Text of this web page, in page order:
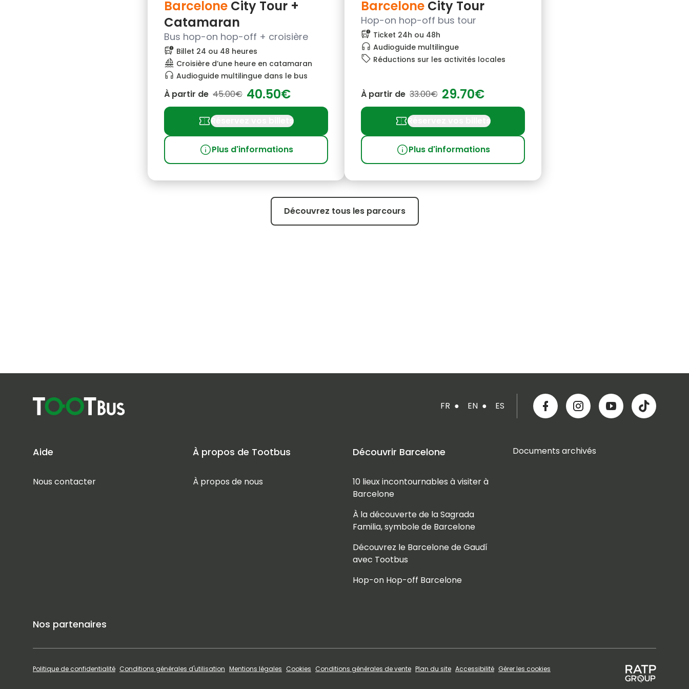
Barcelone City Tour +
Catamaran
Bus hop-on hop-off + croisière
bus_alert Billet 24 ou 48 heures
sailing Croisière d’une heure en catamaran
headphones Audioguide multilingue dans le bus
À partir de 45.00€ 40.50€
confirmation_numberRéservez vos billets
infoPlus d'informations
Barcelone City Tour
Hop-on hop-off bus tour
bus_alert Ticket 24h ou 48h
headphones Audioguide multilingue
local_offer Réductions sur les activités locales
À partir de 33.00€ 29.70€
confirmation_numberRéservez vos billets
infoPlus d'informations
Découvrez tous les parcours
FR ● EN ● ES
Aide
Nous contacter
À propos de Tootbus
À propos de nous
Découvrir Barcelone
10 lieux incontournables à visiter à
Barcelone
À la découverte de la Sagrada
Familia, symbole de Barcelone
Découvrez le Barcelone de Gaudí
avec Tootbus
Hop-on Hop-off Barcelone
Documents archivés
Nos partenaires
Politique de confidentialité Conditions générales d'utilisation Mentions légales Cookies Conditions générales de vente Plan du site Accessibilité Gérer les cookies